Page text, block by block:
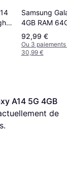
Samsung
4GB RAM
92,99 €
Ou 3 paiements
30,99 €
A14 5G 4GB
de